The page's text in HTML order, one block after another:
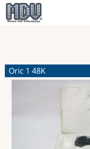
Pasar
al
Oric 1 48K